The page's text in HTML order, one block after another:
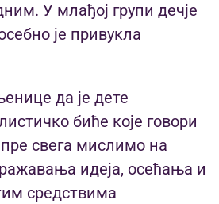
У млађој групи дечје
је привукла
да је дете
биће које говори
пре свега мислимо на
идеја, осећања и
средствима